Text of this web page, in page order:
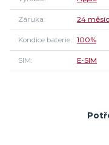
Záruka 24
Kondice baterie 100%
SIM E-SIM